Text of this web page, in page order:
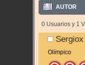
AUTOR
0 Usuarios y 1
Sergiox
Olímpico